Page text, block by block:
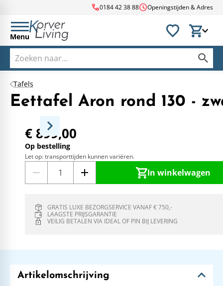
call0184 42 38 88scheduleOpeningstijden & Adres
Menu
Tafels
Eettafel Aron rond 130 -
€ 899,00
Op bestelling
Let op: transporttijden kunnen variëren.
In winkelwagen
GRATIS LUXE BEZORGSERVICE VANAF € 750,-
LAAGSTE PRIJSGARANTIE
VEILIG BETALEN VIA IDEAL OF PIN BIJ LEVERING
Artikelomschrijving